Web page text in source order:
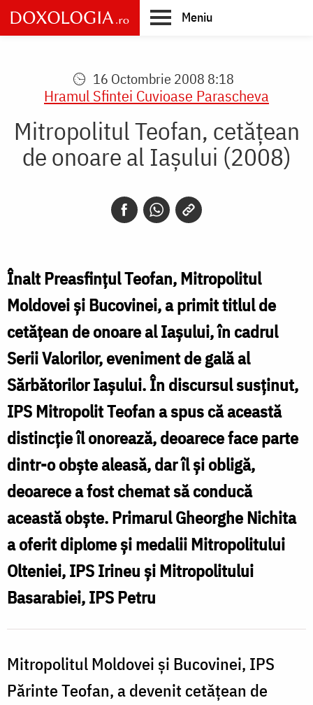
Skip
to
main
Meniu
16 Octombrie 2008 8:18
Hramul Sfintei Cuvioase Parascheva
Mitropolitul Teofan, cetăţean
de onoare al Iaşului (2008)
Înalt Preasfinţul Teofan, Mitropolitul
Moldovei şi Bucovinei, a primit titlul de
cetăţean de onoare al Iaşului, în cadrul
Serii Valorilor, eveniment de gală al
Sărbătorilor Iaşului. În discursul susţinut,
IPS Mitropolit Teofan a spus că această
distincţie îl onorează, deoarece face parte
dintr-o obşte aleasă, dar îl şi obligă,
deoarece a fost chemat să conducă
această obşte. Primarul Gheorghe Nichita
a oferit diplome şi medalii Mitropolitului
Olteniei, IPS Irineu şi Mitropolitului
Basarabiei, IPS Petru
Mitropolitul Moldovei şi Bucovinei, IPS
Părinte Teofan, a devenit cetăţean de